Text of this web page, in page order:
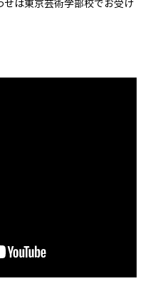
は東京芸術学部校でお受け